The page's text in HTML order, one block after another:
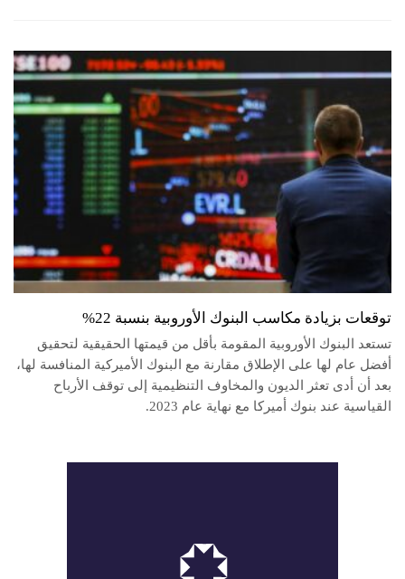
توقعات بزيادة مكاسب البنوك الأوروبية بنسبة 22%
تستعد البنوك الأوروبية المقومة بأقل من قيمتها الحقيقية لتحقيق
أفضل عام لها على الإطلاق مقارنة مع البنوك الأميركية المنافسة لها،
بعد أن أدى تعثر الديون والمخاوف التنظيمية إلى توقف الأرباح
القياسية عند بنوك أميركا مع نهاية عام 2023.